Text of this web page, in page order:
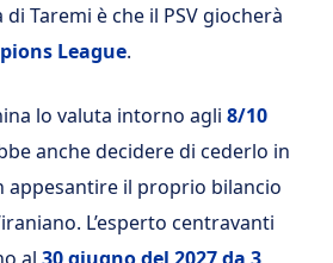
Taremi è che il PSV giocherà
League.
lo valuta intorno agli 8/10
anche decidere di cederlo in
appesantire il proprio bilancio
L’esperto centravanti